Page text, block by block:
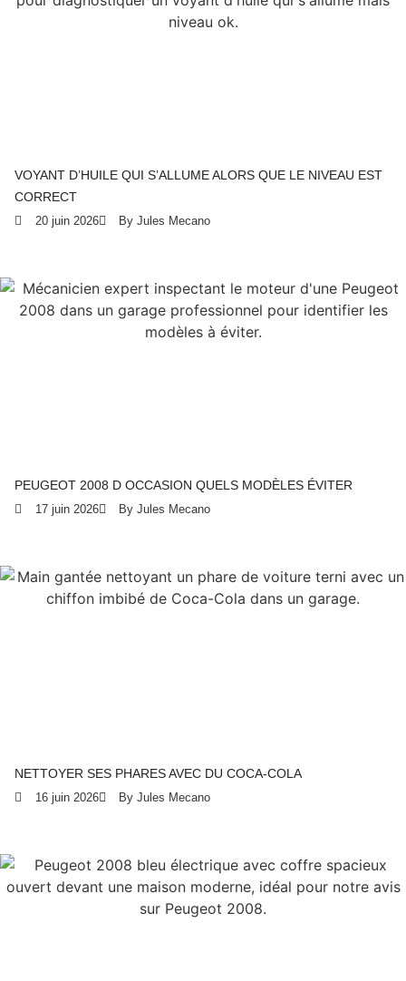
VOYANT D’HUILE QUI S’ALLUME ALORS QUE LE NIVEAU EST
CORRECT
20 juin 2026 By Jules Mecano
PEUGEOT 2008 D OCCASION QUELS MODÈLES ÉVITER
17 juin 2026 By Jules Mecano
NETTOYER SES PHARES AVEC DU COCA-COLA
16 juin 2026 By Jules Mecano